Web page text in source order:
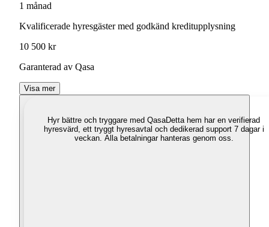
1 månad
Kvalificerade hyresgäster med godkänd kreditupplysning
10 500 kr
Garanterad av Qasa
Visa mer
Hyr bättre och tryggare med QasaDetta hem har en verifierad
hyresvärd, ett tryggt hyresavtal och dedikerad support 7 dagar i
veckan. Alla betalningar hanteras genom oss.